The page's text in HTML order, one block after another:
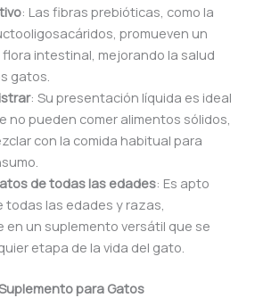
: Las fibras prebióticas, como la
promueven un
flora intestinal, mejorando la salud
gatos.
: Su presentación líquida es ideal
no pueden comer alimentos sólidos,
con la comida habitual para
de todas las edades: Es apto
todas las edades y razas,
en un suplemento versátil que se
etapa de la vida del gato.
para Gatos